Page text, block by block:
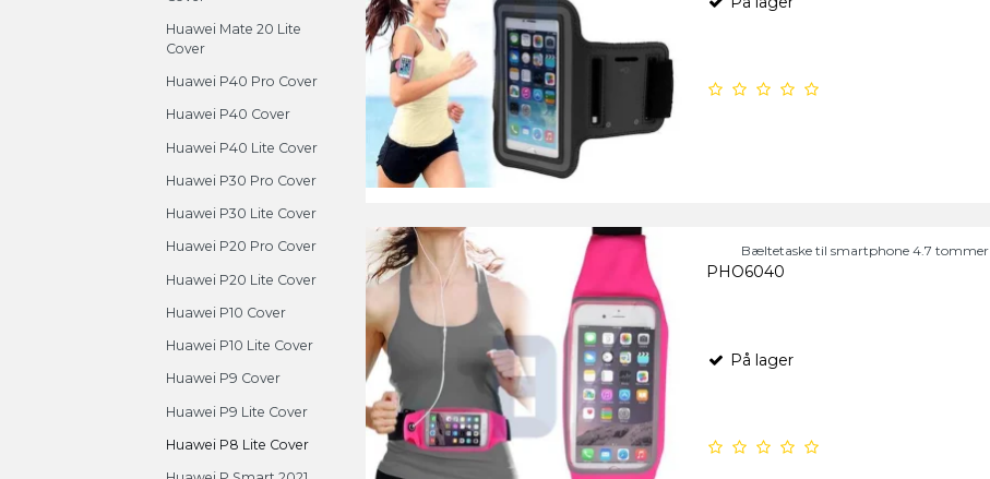
Huawei Mate 20 Lite
Cover
Huawei P40 Pro Cover
Huawei P40 Cover
Huawei P40 Lite Cover
Huawei P30 Pro Cover
Huawei P30 Lite Cover
Huawei P20 Pro Cover
Huawei P20 Lite Cover
Huawei P10 Cover
Huawei P10 Lite Cover
Huawei P9 Cover
Huawei P9 Lite Cover
Huawei P8 Lite Cover
Bæltetaske til smartphone 4.7 tommer
PHO6040
På lager